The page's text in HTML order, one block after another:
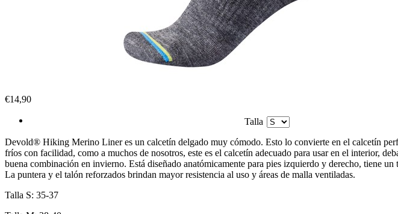
€14,90
Talla
Devold® Hiking Merino Liner es un calcetín delgado muy cómodo. Esto lo convierte en el calcetín
fríos con facilidad, como a muchos de nosotros, este es el calcetín adecuado para usar en el interior,
buena combinación en invierno. Está diseñado anatómicamente para pies izquierdo y derecho, tiene
La puntera y el talón reforzados brindan mayor resistencia al uso y áreas de malla ventiladas.
Talla S: 35-37